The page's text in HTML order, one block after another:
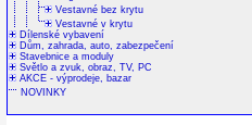
Vestavné bez krytu
Vestavné v krytu
Dílenské vybavení
Dům, zahrada, auto, zabezpečení
Stavebnice a moduly
Světlo a zvuk, obraz, TV, PC
AKCE - výprodeje, bazar
NOVINKY